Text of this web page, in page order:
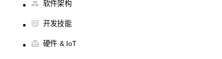
软件架构
开发技能
硬件 & IoT